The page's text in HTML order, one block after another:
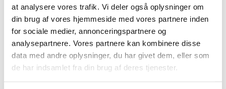
at analysere vores trafik. Vi deler også oplysninger om
din brug af vores hjemmeside med vores partnere inden
for sociale medier, annonceringspartnere og
analysepartnere. Vores partnere kan kombinere disse
data med andre oplysninger, du har givet dem, eller som
de har indsamlet fra din brug af deres tjenester.
Ønsker du at beskytte dit hus mod fugt,
vandindtrængning og fremtidige skader, står vi klar til
at hjælpe.
Kontakt Fyn-Bo Entreprenør i dagfor en
uforpligtende snak eller et tilbud på omfangsdræn – og
få et tørt, sundt og sikkert hjem.